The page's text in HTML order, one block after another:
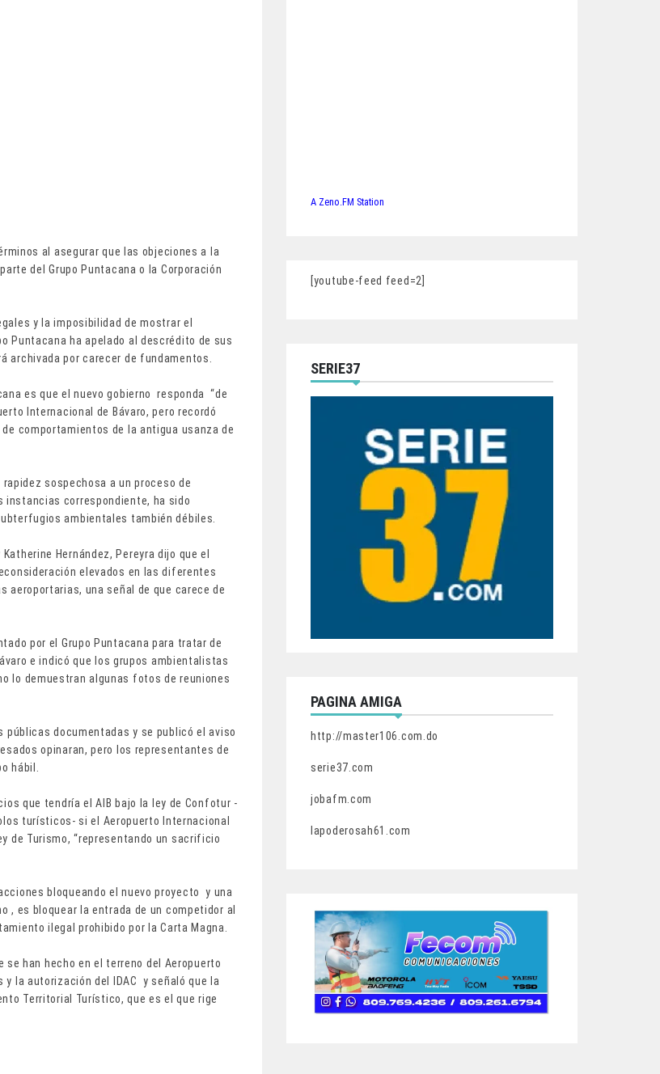
al asegurar que las objeciones a la
del Grupo Puntacana o la Corporación
y la imposibilidad de mostrar el
Puntacana ha apelado al descrédito de sus
archivada por carecer de fundamentos.
es que el nuevo gobierno responda “de
Internacional de Bávaro, pero recordó
comportamientos de la antigua usanza de
sospechosa a un proceso de
instancias correspondiente, ha sido
ambientales también débiles.
Hernández, Pereyra dijo que el
elevados en las diferentes
una señal de que carece de
por el Grupo Puntacana para tratar de
e indicó que los grupos ambientalistas
lo demuestran algunas fotos de reuniones
documentadas y se publicó el aviso
opinaran, pero los representantes de
hábil.
que tendría el AIB bajo la ley de Confotur -
turísticos- si el Aeropuerto Internacional
de Turismo, “representando un sacrificio
bloqueando el nuevo proyecto y una
, es bloquear la entrada de un competidor al
ilegal prohibido por la Carta Magna.
han hecho en el terreno del Aeropuerto
y la autorización del IDAC y señaló que la
Territorial Turístico, que es el que rige
A Zeno.FM Station
[youtube-feed feed=2]
SERIE37
PAGINA AMIGA
http://master106.com.do
serie37.com
jobafm.com
lapoderosah61.com